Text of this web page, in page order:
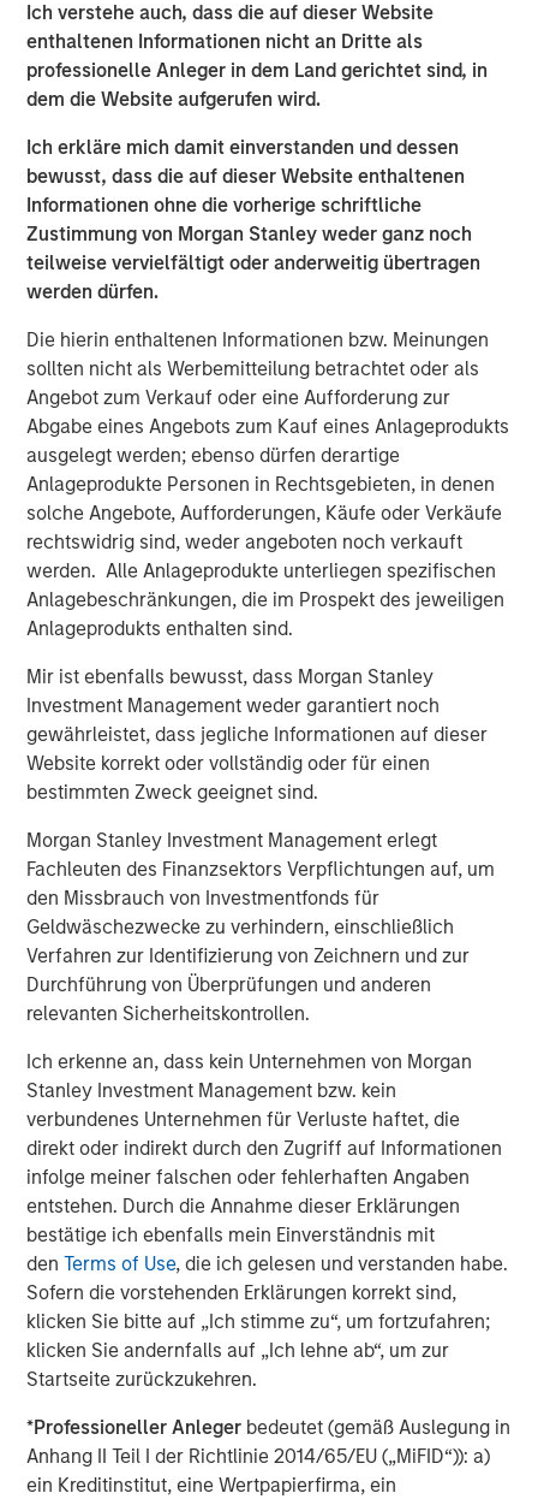
Ich verstehe auch, dass die auf dieser Website
enthaltenen Informationen nicht an Dritte als
professionelle Anleger in dem Land gerichtet sind, in
dem die Website aufgerufen wird.
Ich erkläre mich damit einverstanden und dessen
bewusst, dass die auf dieser Website enthaltenen
Informationen ohne die vorherige schriftliche
Zustimmung von Morgan Stanley weder ganz noch
teilweise vervielfältigt oder anderweitig übertragen
werden dürfen.
Die hierin enthaltenen Informationen bzw. Meinungen
sollten nicht als Werbemitteilung betrachtet oder als
Angebot zum Verkauf oder eine Aufforderung zur
Abgabe eines Angebots zum Kauf eines Anlageprodukts
ausgelegt werden; ebenso dürfen derartige
Anlageprodukte Personen in Rechtsgebieten, in denen
solche Angebote, Aufforderungen, Käufe oder Verkäufe
rechtswidrig sind, weder angeboten noch verkauft
werden. Alle Anlageprodukte unterliegen spezifischen
Anlagebeschränkungen, die im Prospekt des jeweiligen
Anlageprodukts enthalten sind.
Mir ist ebenfalls bewusst, dass Morgan Stanley
Investment Management weder garantiert noch
gewährleistet, dass jegliche Informationen auf dieser
Website korrekt oder vollständig oder für einen
bestimmten Zweck geeignet sind.
Morgan Stanley Investment Management erlegt
Fachleuten des Finanzsektors Verpflichtungen auf, um
den Missbrauch von Investmentfonds für
Geldwäschezwecke zu verhindern, einschließlich
Verfahren zur Identifizierung von Zeichnern und zur
Durchführung von Überprüfungen und anderen
relevanten Sicherheitskontrollen.
Ich erkenne an, dass kein Unternehmen von Morgan
Stanley Investment Management bzw. kein
verbundenes Unternehmen für Verluste haftet, die
direkt oder indirekt durch den Zugriff auf Informationen
infolge meiner falschen oder fehlerhaften Angaben
entstehen. Durch die Annahme dieser Erklärungen
bestätige ich ebenfalls mein Einverständnis mit
denTerms of Use, die ich gelesen und verstanden habe.
Sofern die vorstehenden Erklärungen korrekt sind,
klicken Sie bitte auf „Ich stimme zu“, um fortzufahren;
klicken Sie andernfalls auf „Ich lehne ab“, um zur
Startseite zurückzukehren.
*Professioneller Anleger bedeutet (gemäß Auslegung in
Anhang II Teil I der Richtlinie 2014/65/EU („MiFID“)): a)
ein Kreditinstitut, eine Wertpapierfirma, ein
Why is capital expenditure important?
To remain competitive, businesses must reinvest their
cash flow to maintain and grow their capital stock, better
spending has two key economic implications. First, when
companies earn returns on invested capital above their
cost, they can create value for shareholders through
compounding value-added returns on a growing asset
base. This assumes management continues to make
thoughtful capital allocation decisions, a topic we spend
greater capex supports the broader economy by creating
more business or revenue for capital goods providers,
which typically supports employment and earnings.
Tech capex has material downstream impacts
As seen in Display 1,the internet services sub-sector has
remained relatively immune to this overarching
uncertainty—a strong example of capital dynamics at
work. The artificial intelligence (AI) race continues at full
speed, undeterred by either economic or secular global
uncertainties. Not only are these companies likely
with excellent cash flows and enviable balance sheets.
The economic multiplier of this spending is significant—
for example, steel companies provide materials for new
data centers, industrials develop power and cooling
power-hungry AI models.
But it is not just tech companies…
This dynamic is not constrained to the technology sector.
Other (less discussed) sectors are also expected to
increase their capex during the back half of 2025, on
what we expect will be lower structural and economic
capex spend across industries is expected to increase 8%
in 2025, a notable pickup from recent years. Outside of
internet services and utilities power generation (for
datacenter buildout), many of the industries listed as
increasing their capex need to support their existing
asset bases.
Capex Spending Growth by End-Market